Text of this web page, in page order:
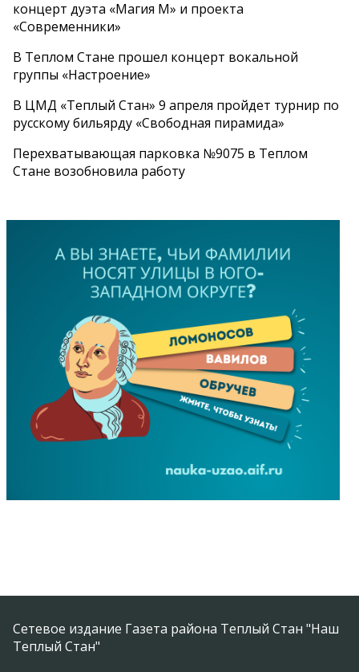
концерт дуэта «Магия М» и проекта
«Современники»
В Теплом Стане прошел концерт вокальной
группы «Настроение»
В ЦМД «Теплый Стан» 9 апреля пройдет турнир по
русскому бильярду «Свободная пирамида»
Перехватывающая парковка №9075 в Теплом
Стане возобновила работу
Сетевое издание Газета района Теплый Стан "Наш
Теплый Стан"